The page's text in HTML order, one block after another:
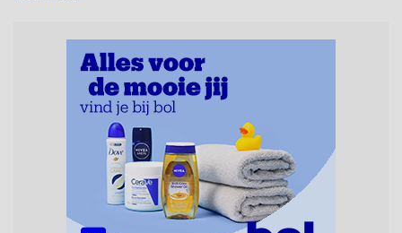
French Manicure, Acrylnagels, Gelnagels, Nailart,
Parrafinebehandeling, 3D Nailart, Bruidsnagels en
Handmassage. U kunt de zoekresultaten filteren met
behulp van de specialisatie filter en u vindt
zoekresultaten in iedere wijk (noord, oost, zuid, west
en het centrum) van Achlum.